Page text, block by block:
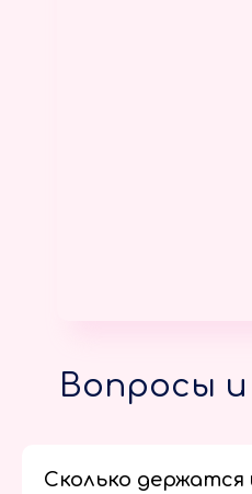
Вопросы
Сколько